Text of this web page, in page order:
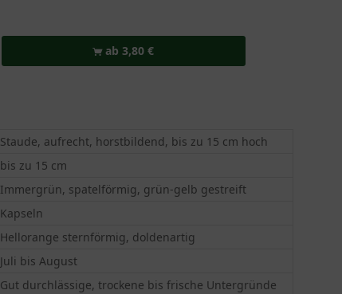
ab 3,80 €
Staude, aufrecht, horstbildend, bis zu 15 cm hoch
bis zu 15 cm
Immergrün, spatelförmig, grün-gelb gestreift
Kapseln
Hellorange sternförmig, doldenartig
Juli bis August
Gut durchlässige, trockene bis frische Untergründe